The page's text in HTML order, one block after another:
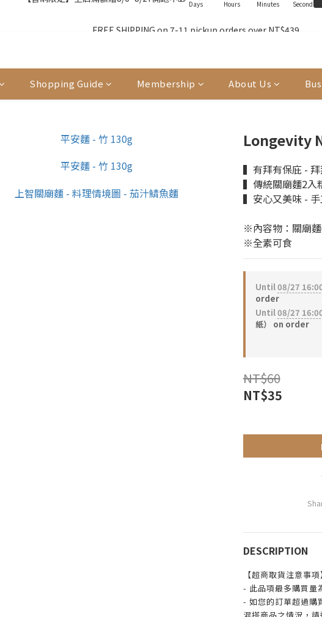
1
10
07
4
3
0
2
0
0
6
4
0
0
【結帳提醒】下單前請再次確認品項及數量。修改、取消訂單請洽客服，線上付款退
【官網限定】全店滿額贈8/6~8/27開跑中🎁
7
5
1
0
5
4
3
Days
7
5
2
1
0
6
4
1
0
Hours
6
4
1
0 7
6
3
1
0
Minutes
6
4
7
1
0
Seconds
Shopping Guide Membership About Us
Longevity
▍有拜有保庇 - 拜
▍傳統關廟麵2入
▍安心又美味 - 手
※內容物：關廟
※全素可食
Until08/27
order
Until08/27
紙） on order
NT$60
NT$35
DESCRIPTION
【超商取貨注意事項
- 此品項最多購買量
- 如您的訂單超過購